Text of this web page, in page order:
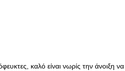
καλό είναι νωρίς την άνοιξη να